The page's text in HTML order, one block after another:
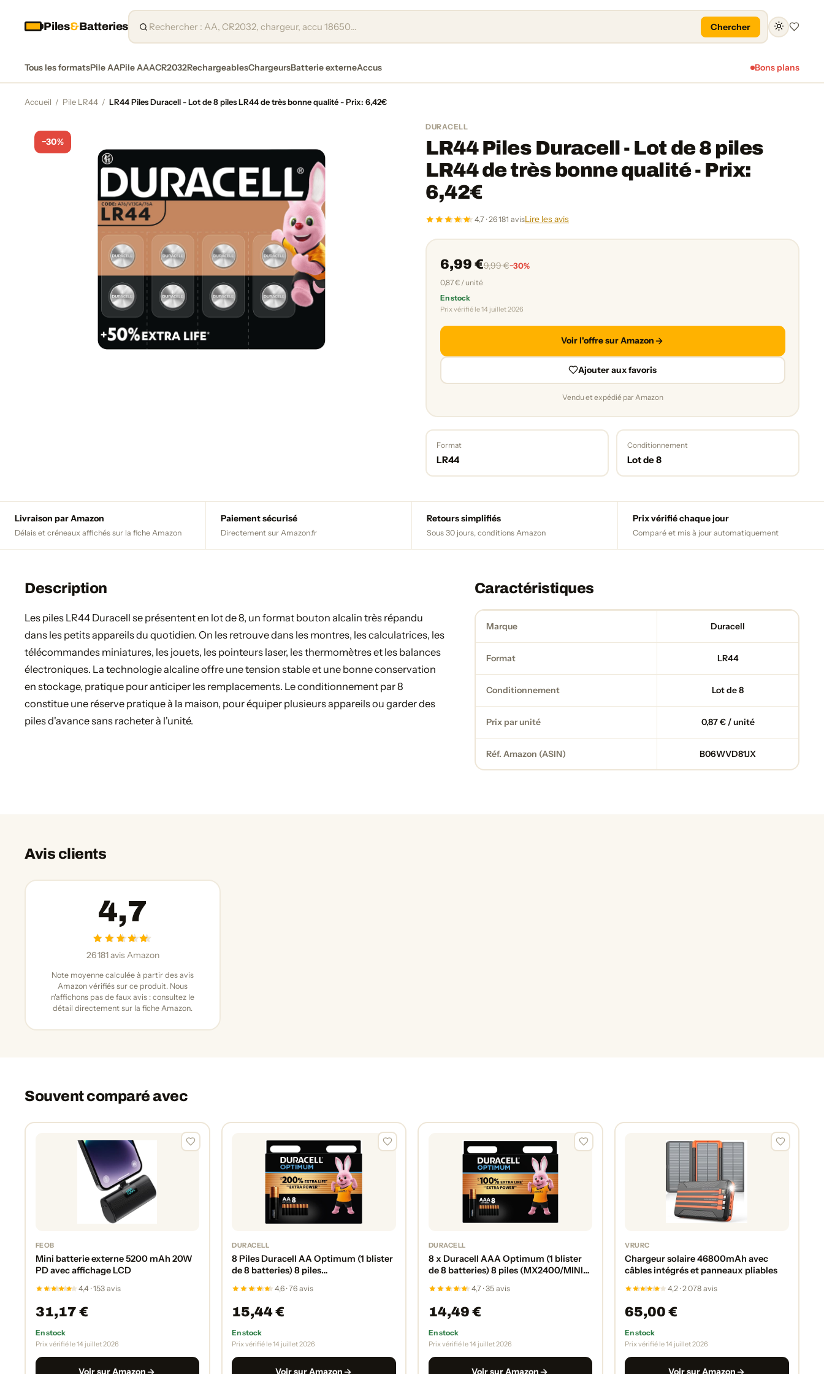
Piles&Batteries Chercher
Favoris
Tous les formatsPile AAPile AAACR2032RechargeablesChargeursBatterie externeAccus Bons plans
Accueil / Pile LR44 / LR44 Piles Duracell - Lot de 8 piles LR44 de très bonne qualité - Prix: 6,42€
−30%
DURACELL
LR44 Piles Duracell - Lot de 8 piles
LR44 de très bonne qualité - Prix:
6,42€
4,7 · 26 181 avisLire les avis
6,99 €9,99 €−30%
0,87 € / unité
En stock
Prix vérifié le 14 juillet 2026
Voir l'offre sur Amazon
Ajouter aux favoris
Vendu et expédié par Amazon
Format
LR44
Conditionnement
Lot de 8
Livraison par Amazon
Délais et créneaux affichés sur la fiche Amazon
Paiement sécurisé
Directement sur Amazon.fr
Retours simplifiés
Sous 30 jours, conditions Amazon
Prix vérifié chaque jour
Comparé et mis à jour automatiquement
Description
Les piles LR44 Duracell se présentent en lot de 8, un format bouton alcalin très répandu
dans les petits appareils du quotidien. On les retrouve dans les montres, les calculatrices, les
télécommandes miniatures, les jouets, les pointeurs laser, les thermomètres et les balances
électroniques. La technologie alcaline offre une tension stable et une bonne conservation
en stockage, pratique pour anticiper les remplacements. Le conditionnement par 8
constitue une réserve pratique à la maison, pour équiper plusieurs appareils ou garder des
piles d'avance sans racheter à l'unité.
Caractéristiques
Marque Duracell
Format LR44
Conditionnement Lot de 8
Prix par unité 0,87 € / unité
Réf. Amazon (ASIN) B06WVD81JX
Avis clients
4,7
26 181 avis Amazon
Note moyenne calculée à partir des avis
Amazon vérifiés sur ce produit. Nous
n'affichons pas de faux avis : consultez le
détail directement sur la fiche Amazon.
Souvent comparé avec
FEOB
Mini batterie externe 5200 mAh 20W
PD avec affichage LCD
4,4 · 153 avis
31,17 €
En stock
Prix vérifié le 14 juillet 2026
Voir sur Amazon
DURACELL
8 Piles Duracell AA Optimum (1 blister
de 8 batteries) 8 piles
4,6 · 76 avis
15,44 €
En stock
Prix vérifié le 14 juillet 2026
Voir sur Amazon
DURACELL
8 x Duracell AAA Optimum (1 blister
de 8 batteries) 8 piles (MX2400/MINI
4,7 · 35 avis
14,49 €
En stock
Prix vérifié le 14 juillet 2026
Voir sur Amazon
VRURC
Chargeur solaire 46800mAh avec
câbles intégrés et panneaux pliables
4,2 · 2 078 avis
65,00 €
En stock
Prix vérifié le 14 juillet 2026
Voir sur Amazon